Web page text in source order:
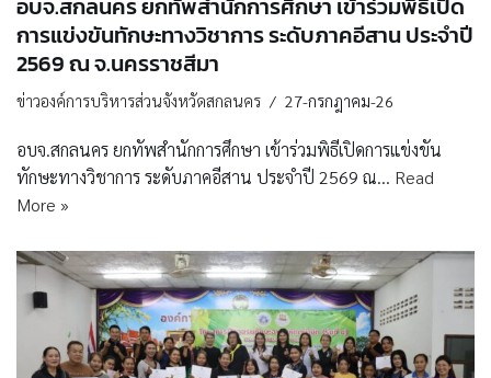
การแข่งขันทักษะทางวิชาการ ระดับภาคอีสาน ประจำปี
2569 ณ จ.นครราชสีมา
ข่าวองค์การบริหารส่วนจังหวัดสกลนคร 27-กรกฎาคม-26
อบจ.สกลนคร ยกทัพสำนักการศึกษา เข้าร่วมพิธีเปิดการแข่งขัน
ทักษะทางวิชาการ ระดับภาคอีสาน ประจำปี 2569 ณ… Read
More »